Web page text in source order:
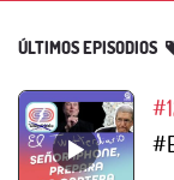
ÚLTIMOS EPISODIOS